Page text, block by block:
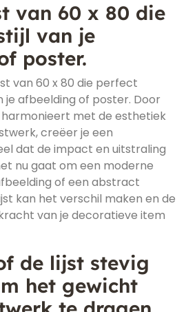
van 60 x 80 die
van je
poster.
van 60 x 80 die perfect
je afbeelding of poster. Door
harmonieert met de esthetiek
creëer je een
dat de impact en uitstraling
nu gaat om een moderne
of een abstract
kan het verschil maken en de
van je decoratieve item
de lijst stevig
het gewicht